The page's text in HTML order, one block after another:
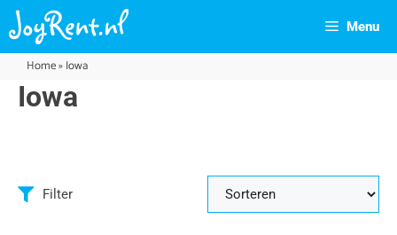
Menu
Home»Iowa
Iowa
Filter